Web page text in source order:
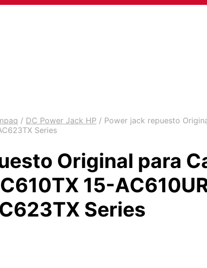
/ DC Power Jack HP / Power jack repuesto
Series
Original para
15-
Series